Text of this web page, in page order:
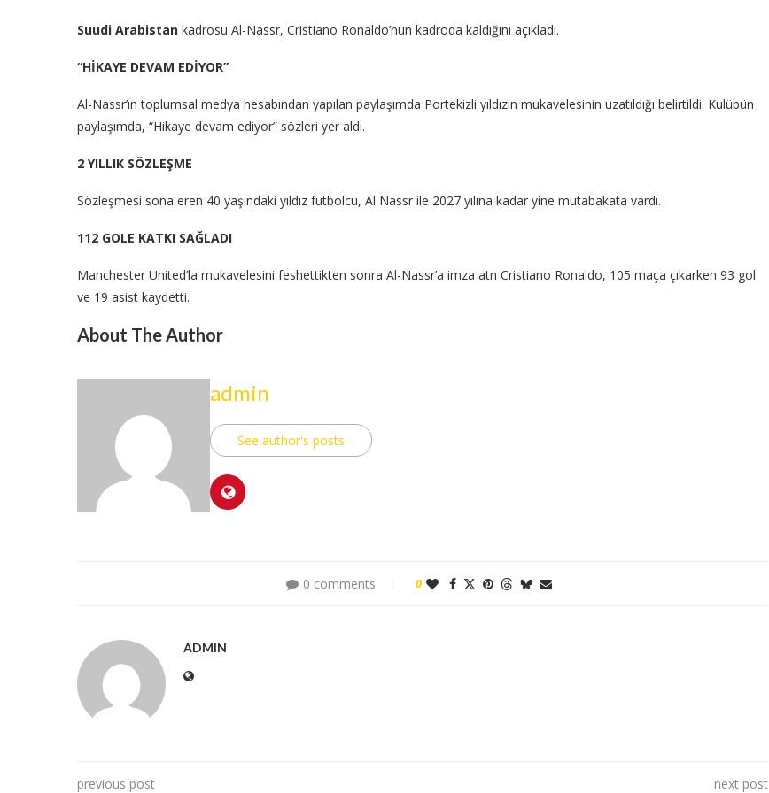
Suudi Arabistan kadrosu Al-Nassr, Cristiano Ronaldo’nun kadroda kaldığını açıkladı.
“HİKAYE DEVAM EDİYOR”
Al-Nassr’ın toplumsal medya hesabından yapılan paylaşımda Portekizli yıldızın mukavelesinin uzatıldığı belirtildi. Kulübün
paylaşımda, “Hikaye devam ediyor” sözleri yer aldı.
2 YILLIK SÖZLEŞME
Sözleşmesi sona eren 40 yaşındaki yıldız futbolcu, Al Nassr ile 2027 yılına kadar yine mutabakata vardı.
112 GOLE KATKI SAĞLADI
Manchester United’la mukavelesini feshettikten sonra Al-Nassr’a imza atn Cristiano Ronaldo, 105 maça çıkarken 93 gol
ve 19 asist kaydetti.
About The Author
admin
See author's posts
0 comments 0
ADMIN
previous post next post